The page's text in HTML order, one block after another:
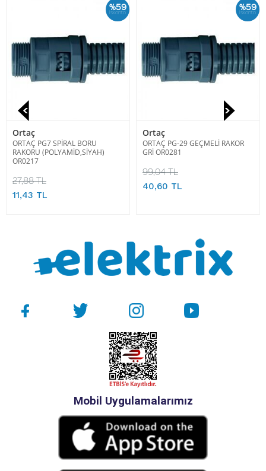
%59
İskonto
Ortaç
ORTAÇ PG7 SPİRAL BORU
RAKORU (POLYAMİD,SİYAH)
OR0217
27,88 TL
11,43 TL
%59
İskonto
Ortaç
ORTAÇ PG-29 GEÇMELİ RAKOR
GRİ OR0281
99,04 TL
40,60 TL
Mobil Uygulamalarımız